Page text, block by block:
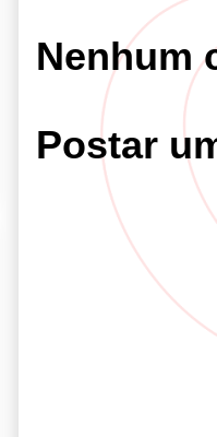
Nenhum
Postar